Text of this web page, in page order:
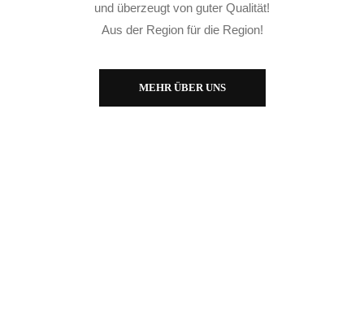
und überzeugt von guter Qualität!
Aus der Region für die Region!
MEHR ÜBER UNS